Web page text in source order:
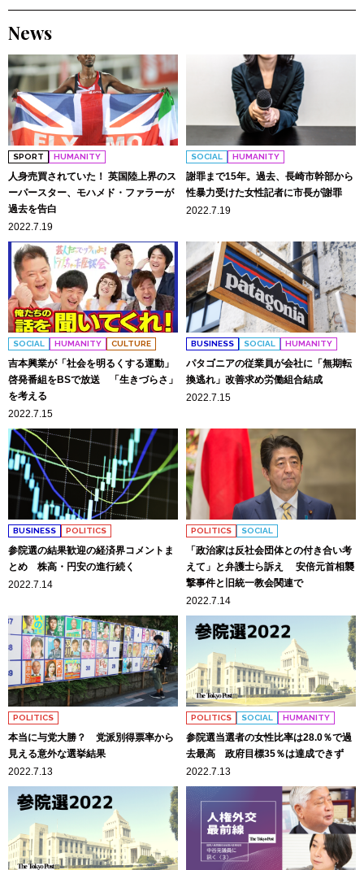
News
SPORT HUMANITY
人身売買されていた！ 英国陸上界のス
ーパースター、モハメド・ファラーが
過去を告白
2022.7.19
SOCIAL HUMANITY
謝罪まで15年。過去、長崎市幹部から
性暴力受けた女性記者に市長が謝罪
2022.7.19
SOCIAL HUMANITY CULTURE
吉本興業が「社会を明るくする運動」
啓発番組をBSで放送 「生きづらさ」
を考える
2022.7.15
BUSINESS SOCIAL HUMANITY
パタゴニアの従業員が会社に「無期転
換逃れ」改善求め労働組合結成
2022.7.15
BUSINESS POLITICS
参院選の結果歓迎の経済界コメントま
とめ 株高・円安の進行続く
2022.7.14
POLITICS SOCIAL
「政治家は反社会団体との付き合い考
えて」と弁護士ら訴え 安倍元首相襲
撃事件と旧統一教会関連で
2022.7.14
POLITICS
本当に与党大勝？ 党派別得票率から
見える意外な選挙結果
2022.7.13
POLITICS SOCIAL HUMANITY
参院選当選者の女性比率は28.0％で過
去最高 政府目標35％は達成できず
2022.7.13